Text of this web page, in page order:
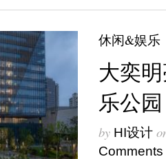
休闲&娱乐
大奕
乐公
by HI设计
Comments